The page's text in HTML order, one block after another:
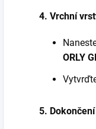
4. Vrchní
ORLY
5.